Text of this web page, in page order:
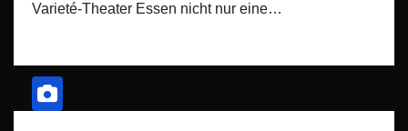
Varieté-Theater Essen nicht nur eine…